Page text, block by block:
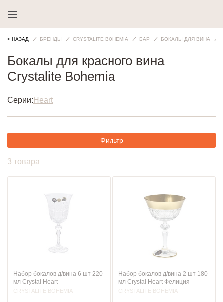
< НАЗАД БРЕНДЫ CRYSTALITE BOHEMIA БАР БОКАЛЫ ДЛЯ ВИНА
Бокалы для красного вина
Crystalite Bohemia
Серии: Heart
Фильтр
3 товара
Набор бокалов д/вина 6 шт 220
мл Crystal Heart
CRYSTALITE BOHEMIA
Набор бокалов д/вина 2 шт 180
мл Crystal Heart Фелиция
CRYSTALITE BOHEMIA